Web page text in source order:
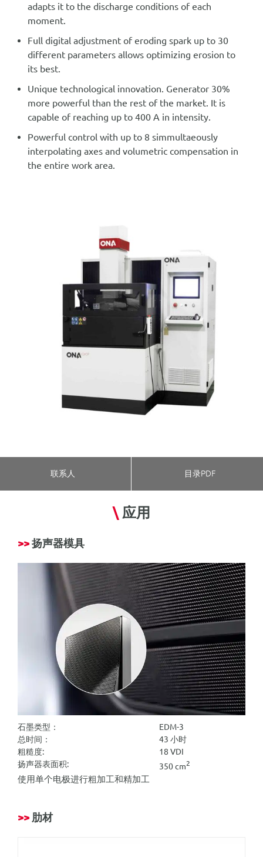
adapts it to the discharge conditions of each
moment.
Full digital adjustment of eroding spark up to 30
different parameters allows optimizing erosion to
its best.
Unique technological innovation. Generator 30%
more powerful than the rest of the market. It is
capable of reaching up to 400 A in intensity.
Powerful control with up to 8 simmultaeously
interpolating axes and volumetric compensation in
the entire work area.
联系人 目录PDF
\ 应用
>> 扬声器模具
石墨类型：
EDM-3
总时间：
43 小时
粗糙度:
18 VDI
扬声器表面积:
350 cm2
使用单个电极进行粗加工和精加工
>> 肋材